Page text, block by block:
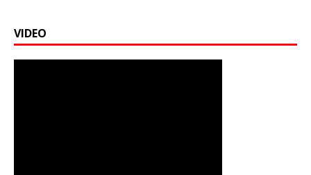
VIDEO